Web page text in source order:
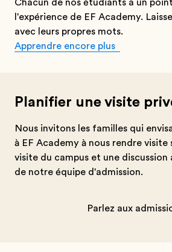
Chacun de nos étudiants a un
l'expérience de EF Academy.
avec leurs propres mots.
Apprendre encore plus
Planifier une visite
Nous invitons les familles qui
à EF Academy à nous rendre visite
visite du campus et une discussion
de notre équipe d'admission.
Parlez aux